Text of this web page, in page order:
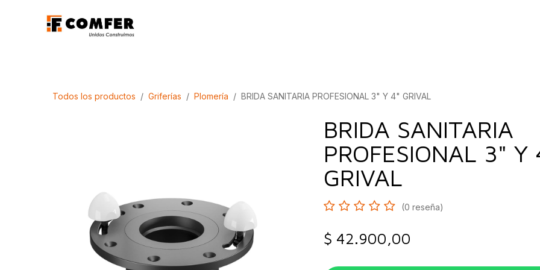
Todos los productos Griferías Plomería BRIDA SANITARIA PROFESIONAL 3" Y 4" GRIVAL
BRIDA SANITARIA
PROFESIONAL 3" Y
GRIVAL
(0 reseña)
$ 42.900,00